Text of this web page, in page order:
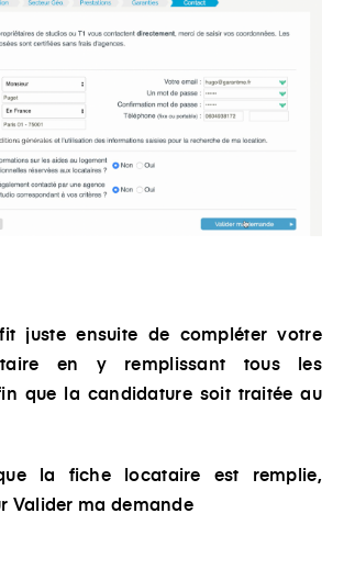
juste ensuite de compléter votre
en y remplissant tous les
que la candidature soit traitée au
la fiche locataire est remplie,
Valider ma demande